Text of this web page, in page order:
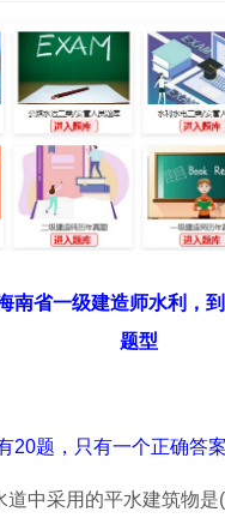
南省一级建造师水利，
题型
20题，只有一个正确答
中采用的平水建筑物是()